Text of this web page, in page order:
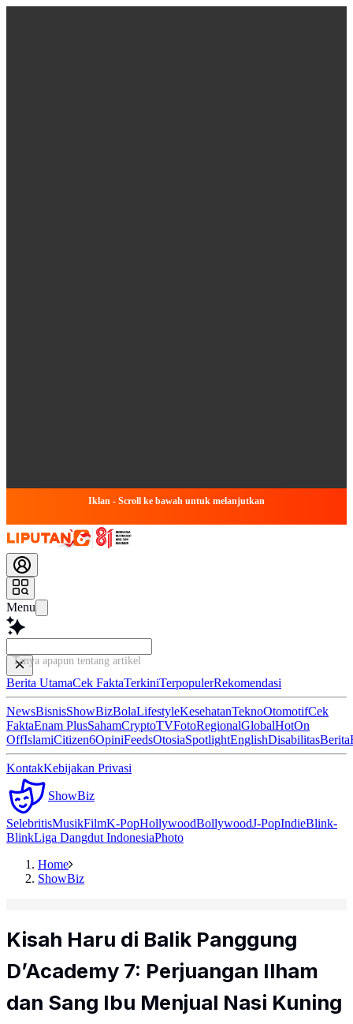
Iklan - Scroll ke bawah untuk melanjutkan
Menu
Tanya apapun tentang artikel ini...
Berita UtamaCek FaktaTerkiniTerpopulerRekomendasi
NewsBisnisShowBizBolaLifestyleKesehatanTeknoOtomotifCek
FaktaEnam PlusSahamCryptoTVFotoRegionalGlobalHotOn
OffIslamiCitizen6OpiniFeedsOtosiaSpotlightEnglishDisabilitasBerita
KontakKebijakan Privasi
ShowBiz
SelebritisMusikFilmK-PopHollywoodBollywoodJ-PopIndieBlink-
BlinkLiga Dangdut IndonesiaPhoto
Home
ShowBiz
Kisah Haru di Balik Panggung
D’Academy 7: Perjuangan Ilham
dan Sang Ibu Menjual Nasi Kuning